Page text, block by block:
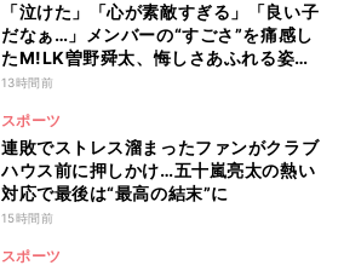
「泣けた」「心が素敵すぎる」「良い子
だなぁ…」メンバーの“すごさ”を痛感し
たM!LK曽野舜太、悔しさあふれる姿に
ファン感動
13時間前
スポーツ
連敗でストレス溜まったファンがクラブ
ハウス前に押しかけ…五十嵐亮太の熱い
対応で最後は“最高の結末”に
15時間前
スポーツ